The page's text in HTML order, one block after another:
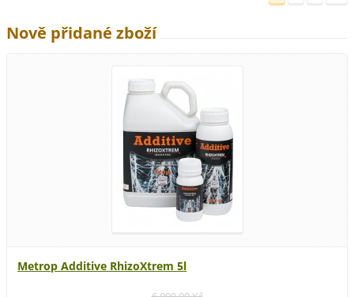
Nově přidané zboží
Metrop Additive RhizoXtrem 5l